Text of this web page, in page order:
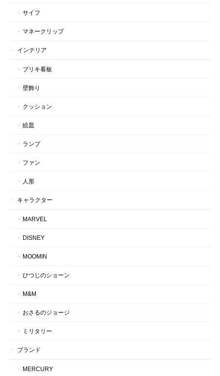
サイフ
マネークリップ
インテリア
ブリキ看板
壁飾り
クッション
絵皿
ランプ
ファン
人形
キャラクター
MARVEL
DISNEY
MOOMIN
ひつじのショーン
M&M
おさるのジョージ
ミリタリー
ブランド
MERCURY